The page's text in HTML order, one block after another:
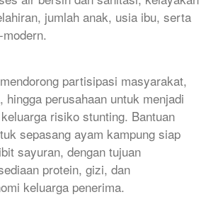
jumlah anak, usia ibu, serta
partisipasi masyarakat,
hingga perusahaan untuk menjadi
risiko stunting. Bantuan
sepasang ayam kampung siap
sayuran, dengan tujuan
protein, gizi, dan
keluarga penerima.